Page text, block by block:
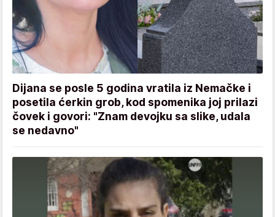
Dijana se posle 5 godina vratila iz Nemačke i
posetila ćerkin grob, kod spomenika joj prilazi
čovek i govori: "Znam devojku sa slike, udala
se nedavno"